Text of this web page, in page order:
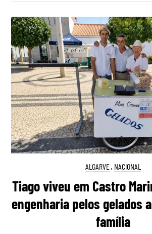
ALGARVE, NACIONAL
Tiago viveu em Castro
engenharia pelos gelados
família